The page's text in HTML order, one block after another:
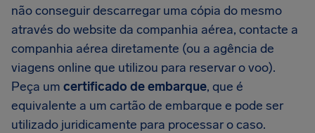
não conseguir descarregar uma cópia do mesmo
através do website da companhia aérea, contacte a
companhia aérea diretamente (ou a agência de
viagens online que utilizou para reservar o voo).
Peça um certificado de embarque, que é
equivalente a um cartão de embarque e pode ser
utilizado juridicamente para processar o caso.